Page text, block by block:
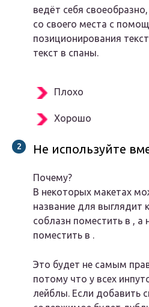
ведёт себя
со своего места с
позиционирования
текст в спаны.
Плохо
Хорошо
Не используйте
Почему?
В некоторых макетах
название для выглядит
соблазн поместить в , а
поместить в .
Это будет не самым
потому что у всех
лейблы. Если добавить